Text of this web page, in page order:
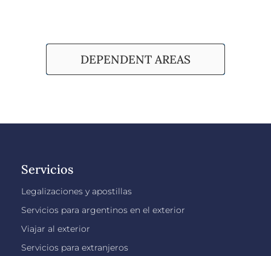
DEPENDENT AREAS
Servicios
Legalizaciones y apostillas
Servicios para argentinos en el exterior
Viajar al exterior
Servicios para extranjeros